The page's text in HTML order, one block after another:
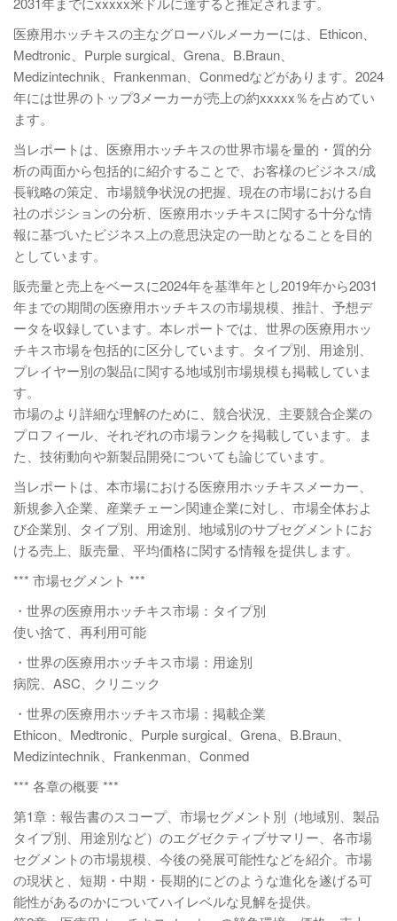
医療用ホッチキスの主なグローバルメーカーには、Ethicon、
Medtronic、Purple surgical、Grena、B.Braun、
Medizintechnik、Frankenman、Conmedなどがあります。2024
年には世界のトップ3メーカーが売上の約xxxxx％を占めてい
ます。
当レポートは、医療用ホッチキスの世界市場を量的・質的分
析の両面から包括的に紹介することで、お客様のビジネス/成
長戦略の策定、市場競争状況の把握、現在の市場における自
社のポジションの分析、医療用ホッチキスに関する十分な情
報に基づいたビジネス上の意思決定の一助となることを目的
としています。
販売量と売上をベースに2024年を基準年とし2019年から2031
年までの期間の医療用ホッチキスの市場規模、推計、予想デ
ータを収録しています。本レポートでは、世界の医療用ホッ
チキス市場を包括的に区分しています。タイプ別、用途別、
プレイヤー別の製品に関する地域別市場規模も掲載していま
す。
市場のより詳細な理解のために、競合状況、主要競合企業の
プロフィール、それぞれの市場ランクを掲載しています。ま
た、技術動向や新製品開発についても論じています。
当レポートは、本市場における医療用ホッチキスメーカー、
新規参入企業、産業チェーン関連企業に対し、市場全体およ
び企業別、タイプ別、用途別、地域別のサブセグメントにお
ける売上、販売量、平均価格に関する情報を提供します。
*** 市場セグメント ***
・世界の医療用ホッチキス市場：タイプ別
使い捨て、再利用可能
・世界の医療用ホッチキス市場：用途別
病院、ASC、クリニック
・世界の医療用ホッチキス市場：掲載企業
Ethicon、Medtronic、Purple surgical、Grena、B.Braun、
Medizintechnik、Frankenman、Conmed
*** 各章の概要 ***
第1章：報告書のスコープ、市場セグメント別（地域別、製品
タイプ別、用途別など）のエグゼクティブサマリー、各市場
セグメントの市場規模、今後の発展可能性などを紹介。市場
の現状と、短期・中期・長期的にどのような進化を遂げる可
能性があるのかについてハイレベルな見解を提供。